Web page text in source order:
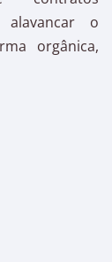
alavancar o
orgânica,